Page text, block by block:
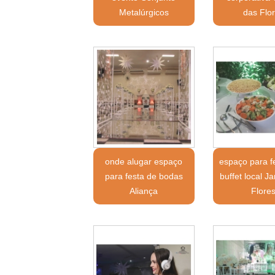
Metalúrgicos
das
onde alugar espaço
para festa de bodas
Aliança
espaço para
buffet local
Flores